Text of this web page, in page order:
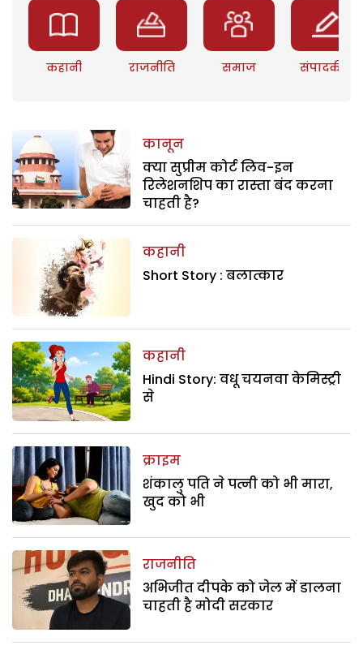
कहानी राजनीति समाज संपादकीय
कानून
क्या सुप्रीम कोर्ट लिव-इन
रिलेशनशिप का रास्ता बंद करना
चाहती है?
कहानी
Short Story : बलात्कार
कहानी
Hindi Story: वधू चयनवा केमिस्ट्री
से
क्राइम
शंकालु पति ने पत्नी को भी मारा,
खुद को भी
राजनीति
अभिजीत दीपके को जेल में डालना
चाहती है मोदी सरकार